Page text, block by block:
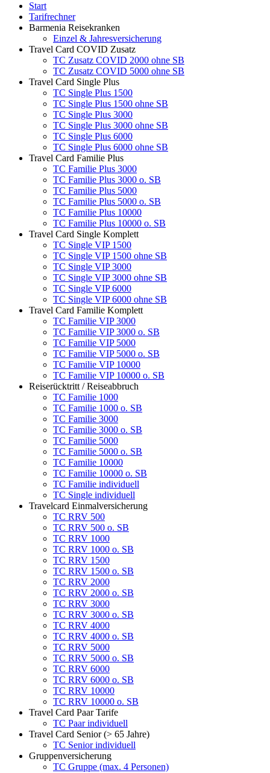
Start
Tarifrechner
Barmenia Reisekranken
Einzel & Jahresversicherung
Travel Card COVID Zusatz
TC Zusatz COVID 2000 ohne SB
TC Zusatz COVID 5000 ohne SB
Travel Card Single Plus
TC Single Plus 1500
TC Single Plus 1500 ohne SB
TC Single Plus 3000
TC Single Plus 3000 ohne SB
TC Single Plus 6000
TC Single Plus 6000 ohne SB
Travel Card Familie Plus
TC Familie Plus 3000
TC Familie Plus 3000 o. SB
TC Familie Plus 5000
TC Familie Plus 5000 o. SB
TC Familie Plus 10000
TC Familie Plus 10000 o. SB
Travel Card Single Komplett
TC Single VIP 1500
TC Single VIP 1500 ohne SB
TC Single VIP 3000
TC Single VIP 3000 ohne SB
TC Single VIP 6000
TC Single VIP 6000 ohne SB
Travel Card Familie Komplett
TC Familie VIP 3000
TC Familie VIP 3000 o. SB
TC Familie VIP 5000
TC Familie VIP 5000 o. SB
TC Familie VIP 10000
TC Familie VIP 10000 o. SB
Reiserücktritt / Reiseabbruch
TC Familie 1000
TC Familie 1000 o. SB
TC Familie 3000
TC Familie 3000 o. SB
TC Familie 5000
TC Familie 5000 o. SB
TC Familie 10000
TC Familie 10000 o. SB
TC Familie individuell
TC Single individuell
Travelcard Einmalversicherung
TC RRV 500
TC RRV 500 o. SB
TC RRV 1000
TC RRV 1000 o. SB
TC RRV 1500
TC RRV 1500 o. SB
TC RRV 2000
TC RRV 2000 o. SB
TC RRV 3000
TC RRV 3000 o. SB
TC RRV 4000
TC RRV 4000 o. SB
TC RRV 5000
TC RRV 5000 o. SB
TC RRV 6000
TC RRV 6000 o. SB
TC RRV 10000
TC RRV 10000 o. SB
Travel Card Paar Tarife
TC Paar individuell
Travel Card Senior (> 65 Jahre)
TC Senior individuell
Gruppenversicherung
TC Gruppe (max. 4 Personen)